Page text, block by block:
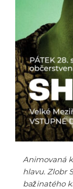
Animovaná
hlavu. Zlobr
bažinatého